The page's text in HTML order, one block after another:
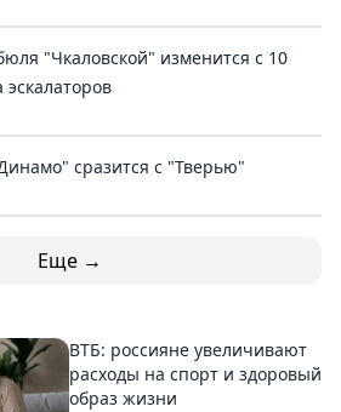
"Чкаловской" изменится с 10
эскалаторов
сразится с "Тверью"
Еще →
ВТБ: россияне увеличивают
расходы на спорт и здоровый
образ жизни